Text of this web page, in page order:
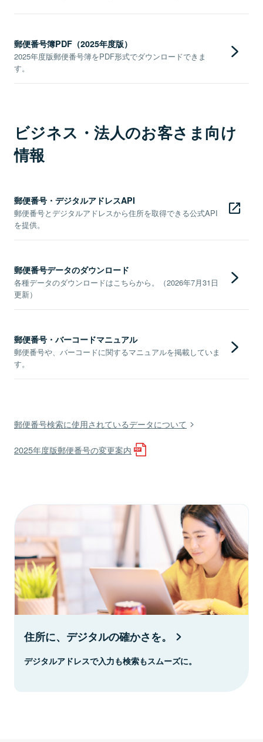
郵便番号簿PDF（2025年度版）
2025年度版郵便番号簿をPDF形式でダウンロードできま
す。
ビジネス・法人のお客さま向け
情報
郵便番号・デジタルアドレスAPI
郵便番号とデジタルアドレスから住所を取得できる公式API
を提供。
郵便番号データのダウンロード
各種データのダウンロードはこちらから。（2026年7月31日
更新）
郵便番号・バーコードマニュアル
郵便番号や、バーコードに関するマニュアルを掲載していま
す。
郵便番号検索に使用されているデータについて
2025年度版郵便番号の変更案内
住所に、デジタルの確かさを。
デジタルアドレスで入力も検索もスムーズに。